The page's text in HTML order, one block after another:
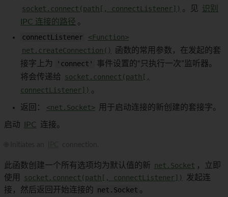
socket.connect(path[, connectListener]) 。见 识别
IPC 连接的路径 。
connectListener
<Function>
net.createConnection()
函数的常用参数，在发起的套
接字上为
'connect'
事件设置的“只执行一次”监听器。
将会传递给
socket.connect(path[,
connectListener]) 。
返回： <net.Socket> 用于启动连接的新创建的套接字。
启动 IPC 连接。
此函数创建一个所有选项均为默认值的新 net.Socket ，立即
使用
socket.connect(path[, connectListener])
发起连
接，然后返回开始连接的 net.Socket 。